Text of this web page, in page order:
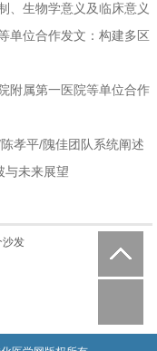
、生物学意义及临床意义
单位合作发文：构建多区
附属第一医院等单位合作
孝平/隗佳团队系统阐述
与未来展望
沙发